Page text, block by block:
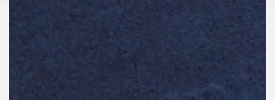
สต์
แนะนำ
เพล
ย์